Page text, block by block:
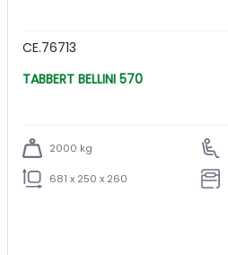
CE.76713
TABBERT BELLINI 570
2000 kg
681 x 250 x 260